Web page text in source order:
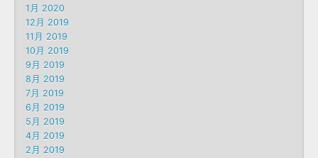
1月 2020
12月 2019
11月 2019
10月 2019
9月 2019
8月 2019
7月 2019
6月 2019
5月 2019
4月 2019
2月 2019